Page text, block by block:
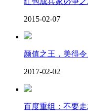
2015-02-07
颜值之王，美得
2017-02-02
百度重组：不要